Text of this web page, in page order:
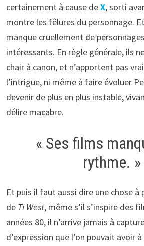
certainement à cause deX, sorti
montre les fêlures du personnage.
manque cruellement de
intéressants. En règle générale, ils
chair à canon, et n’apportent pas
l’intrigue, ni même à faire évoluer
devenir de plus en plus instable,
délire macabre.
« Ses films
rythme. »
Et puis il faut aussi dire une chose à
de Ti West, même s’il s’inspire des
années 80, il n’arrive jamais à
d’expression que l’on pouvait avoir